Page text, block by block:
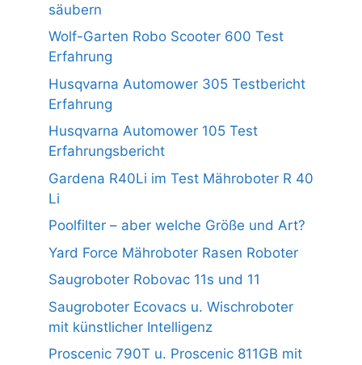
säubern
Wolf-Garten Robo Scooter 600 Test
Erfahrung
Husqvarna Automower 305 Testbericht
Erfahrung
Husqvarna Automower 105 Test
Erfahrungsbericht
Gardena R40Li im Test Mähroboter R 40
Li
Poolfilter – aber welche Größe und Art?
Yard Force Mähroboter Rasen Roboter
Saugroboter Robovac 11s und 11
Saugroboter Ecovacs u. Wischroboter
mit künstlicher Intelligenz
Proscenic 790T u. Proscenic 811GB mit